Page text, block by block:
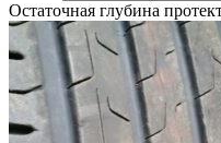
Остаточная глубина